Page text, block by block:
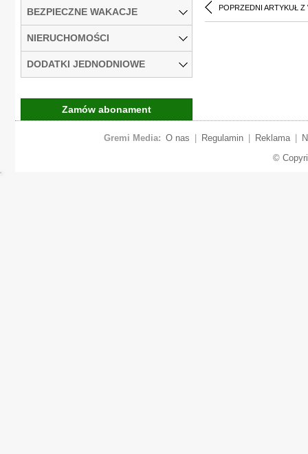
POPRZEDNI ARTYKUŁ Z
BEZPIECZNE WAKACJE
NIERUCHOMOŚCI
DODATKI JEDNODNIOWE
Zamów abonament
Gremi Media: O nas Regulamin Reklama
©